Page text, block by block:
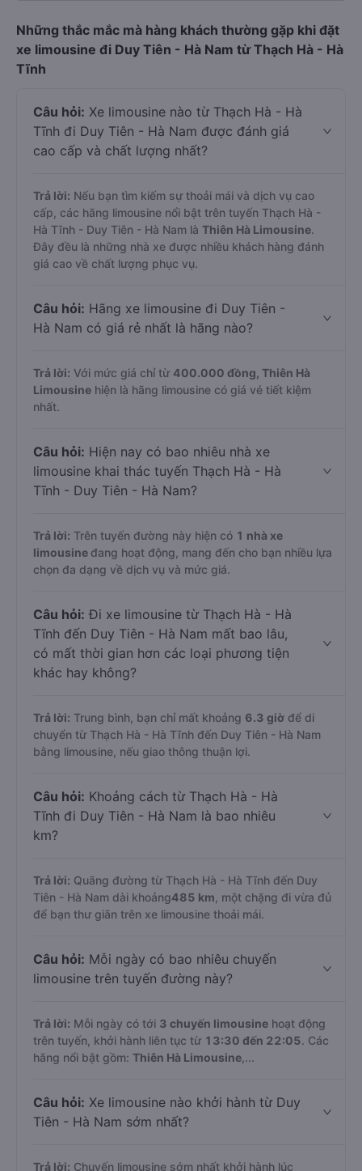
Những thắc mắc mà hàng khách thường gặp khi đặt
xe limousine đi Duy Tiên - Hà Nam từ Thạch Hà - Hà
Tĩnh
Câu hỏi: Xe limousine nào từ Thạch Hà - Hà
Tĩnh đi Duy Tiên - Hà Nam được đánh giá
cao cấp và chất lượng nhất?
Trả lời: Nếu bạn tìm kiếm sự thoải mái và dịch vụ cao
cấp, các hãng limousine nổi bật trên tuyến Thạch Hà -
Hà Tĩnh - Duy Tiên - Hà Nam là Thiên Hà Limousine.
Đây đều là những nhà xe được nhiều khách hàng đánh
giá cao về chất lượng phục vụ.
Câu hỏi: Hãng xe limousine đi Duy Tiên -
Hà Nam có giá rẻ nhất là hãng nào?
Trả lời: Với mức giá chỉ từ 400.000 đồng, Thiên Hà
Limousine hiện là hãng limousine có giá vé tiết kiệm
nhất.
Câu hỏi: Hiện nay có bao nhiêu nhà xe
limousine khai thác tuyến Thạch Hà - Hà
Tĩnh - Duy Tiên - Hà Nam?
Trả lời: Trên tuyến đường này hiện có 1 nhà xe
limousine đang hoạt động, mang đến cho bạn nhiều lựa
chọn đa dạng về dịch vụ và mức giá.
Câu hỏi: Đi xe limousine từ Thạch Hà - Hà
Tĩnh đến Duy Tiên - Hà Nam mất bao lâu,
có mất thời gian hơn các loại phương tiện
khác hay không?
Trả lời: Trung bình, bạn chỉ mất khoảng 6.3 giờ để di
chuyển từ Thạch Hà - Hà Tĩnh đến Duy Tiên - Hà Nam
bằng limousine, nếu giao thông thuận lợi.
Câu hỏi: Khoảng cách từ Thạch Hà - Hà
Tĩnh đi Duy Tiên - Hà Nam là bao nhiêu
km?
Trả lời: Quãng đường từ Thạch Hà - Hà Tĩnh đến Duy
Tiên - Hà Nam dài khoảng485 km , một chặng đi vừa đủ
để bạn thư giãn trên xe limousine thoải mái.
Câu hỏi: Mỗi ngày có bao nhiêu chuyến
limousine trên tuyến đường này?
Trả lời: Mỗi ngày có tới 3 chuyến limousine hoạt động
trên tuyến, khởi hành liên tục từ 13:30 đến 22:05. Các
hãng nổi bật gồm: Thiên Hà Limousine ,...
Câu hỏi: Xe limousine nào khởi hành từ Duy
Tiên - Hà Nam sớm nhất?
Trả lời: Chuyến limousine sớm nhất khởi hành lúc